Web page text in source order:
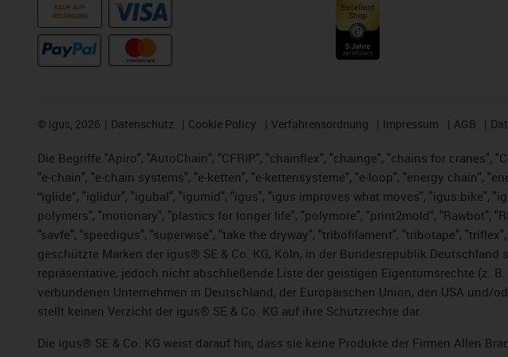
KAUF AUF
RECHNUNG
© igus, 2026 Datenschutz Cookie Policy Verfahrensordnung Impressum AGB
Die Begriffe "Apiro", "AutoChain", "CFRIP", "chainflex", "chainge", "chains for cranes",
"e-chain", "e-chain systems", "e-ketten", "e-kettensysteme", "e-loop", "energy chain",
“iglide”, "iglidur", "igubal", "igumid", "igus", "igus improves what moves", "igus:bike",
polymers", "motionary", "plastics for longer life", "polymore", "print2mold", "Rawbot",
"savfe", "speedigus", "superwise", "take the dryway", "tribofilament", "tribotape",
geschützte Marken der igus® SE & Co. KG, Köln, in der Bundesrepublik
repräsentative, jedoch nicht abschließende Liste der geistigen Eigentumsrechte (z.
verbundenen Unternehmen in Deutschland, der Europäischen Union, den USA und/
stellt keinen Verzicht der igus® SE & Co. KG auf ihre Schutzrechte dar.
Die igus® SE & Co. KG weist darauf hin, dass sie keine Produkte der Firmen Allen